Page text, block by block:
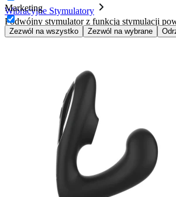
Marketing
Zezwól na wszystko Zezwól na wybrane
Wibracyjne Stymulatory
Podwójny stymulator z funkcją stymulacji
of Grey - Greedy Girl Duet, czarny